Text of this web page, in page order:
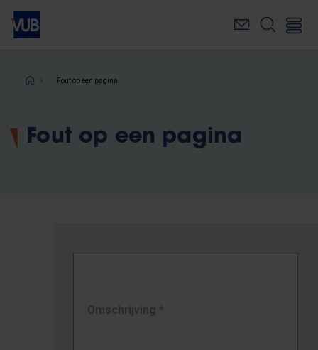
Overslaan
naar
inhoudKruimelpad
Fout op een pagina
Fout op een pagina
Omschrijving *